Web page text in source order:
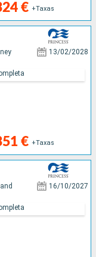
€ +Taxas
13/02/2028
€ +Taxas
16/10/2027